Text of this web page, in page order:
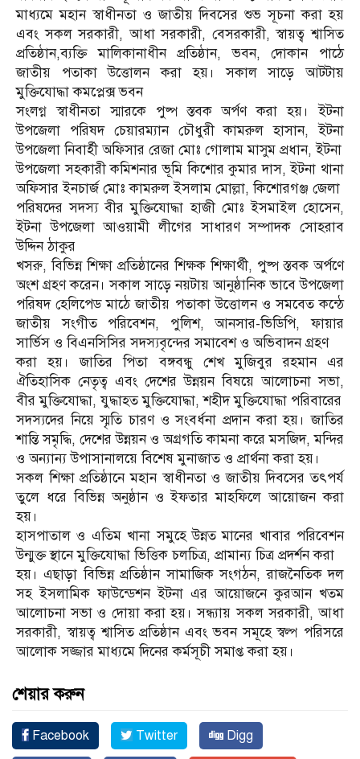
মাধ্যমে মহান স্বাধীনতা ও জাতীয় দিবসের শুভ সূচনা করা হয়
এবং সকল সরকারী, আধা সরকারী, বেসরকারী, স্বায়ত্ব শ্বাসিত
প্রতিষ্ঠান,ব্যক্তি মালিকানাধীন প্রতিষ্ঠান, ভবন, দোকান পাঠে
জাতীয় পতাকা উত্তোলন করা হয়। সকাল সাড়ে আটটায়
মুক্তিযোদ্ধা কমপ্লেক্স ভবন
সংলগ্ন স্বাধীনতা স্মারকে পুষ্প স্তবক অর্পণ করা হয়। ইটনা
উপজেলা পরিষদ চেয়ারম্যান চৌধুরী কামরুল হাসান, ইটনা
উপজেলা নিবার্হী অফিসার রেজা মোঃ গোলাম মাসুম প্রধান, ইটনা
উপজেলা সহকারী কমিশনার ভূমি কিশোর কুমার দাস, ইটনা থানা
অফিসার ইনচার্জ মোঃ কামরুল ইসলাম মোল্লা, কিশোরগঞ্জ জেলা
পরিষদের সদস্য বীর মুক্তিযোদ্ধা হাজী মোঃ ইসমাইল হোসেন,
ইটনা উপজেলা আওয়ামী লীগের সাধারণ সম্পাদক সোহরাব
উদ্দিন ঠাকুর
খসরু, বিভিন্ন শিক্ষা প্রতিষ্ঠানের শিক্ষক শিক্ষার্থী, পুষ্প স্তবক অর্পণে
অংশ গ্রহণ করেন। সকাল সাড়ে নয়টায় আনুষ্ঠানিক ভাবে উপজেলা
পরিষদ হেলিপেড মাঠে জাতীয় পতাকা উত্তোলন ও সমবেত কন্ঠে
জাতীয় সংগীত পরিবেশন, পুলিশ, আনসার-ভিডিপি, ফায়ার
সার্ভিস ও বিএনসিসির সদস্যবৃন্দের সমাবেশ ও অভিবাদন গ্রহণ
করা হয়। জাতির পিতা বঙ্গবন্ধু শেখ মুজিবুর রহমান এর
ঐতিহাসিক নেতৃত্ব এবং দেশের উন্নয়ন বিষয়ে আলোচনা সভা,
বীর মুক্তিযোদ্ধা, যুদ্ধাহত মুক্তিযোদ্ধা, শহীদ মুক্তিযোদ্ধা পরিবারের
সদস্যদের নিয়ে স্মৃতি চারণ ও সংবর্ধনা প্রদান করা হয়। জাতির
শান্তি সমৃদ্ধি, দেশের উন্নয়ন ও অগ্রগতি কামনা করে মসজিদ, মন্দির
ও অন্যান্য উপাসানালয়ে বিশেষ মুনাজাত ও প্রার্থনা করা হয়।
সকল শিক্ষা প্রতিষ্ঠানে মহান স্বাধীনতা ও জাতীয় দিবসের তৎপর্য
তুলে ধরে বিভিন্ন অনুষ্ঠান ও ইফতার মাহফিলে আয়োজন করা
হয়।
হাসপাতাল ও এতিম খানা সমুহে উন্নত মানের খাবার পরিবেশন
উন্মুক্ত স্থানে মুক্তিযোদ্ধা ভিত্তিক চলচিত্র, প্রামান্য চিত্র প্রদর্শন করা
হয়। এছাড়া বিভিন্ন প্রতিষ্ঠান সামাজিক সংগঠন, রাজনৈতিক দল
সহ ইসলামিক ফাউন্ডেশন ইটনা এর আয়োজনে কুরআন খতম
আলোচনা সভা ও দোয়া করা হয়। সন্ধ্যায় সকল সরকারী, আধা
সরকারী, স্বায়ত্ব শ্বাসিত প্রতিষ্ঠান এবং ভবন সমূহে স্বল্প পরিসরে
আলোক সজ্জার মাধ্যমে দিনের কর্মসূচী সমাপ্ত করা হয়।
শেয়ার করুন
Facebook Twitter Digg